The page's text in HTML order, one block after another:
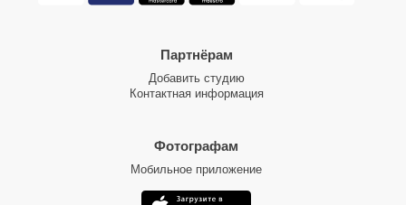
Партнёрам
Добавить студию
Контактная информация
Фотографам
Мобильное приложение